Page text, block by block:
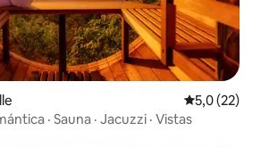
Calificación
5,0 (22)
· Sauna · Jacuzzi · Vistas